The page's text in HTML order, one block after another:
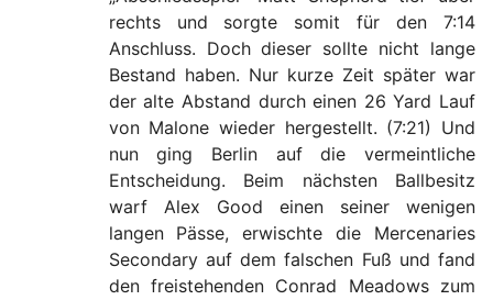
rechts und sorgte somit für den 7:14
Anschluss. Doch dieser sollte nicht lange
Bestand haben. Nur kurze Zeit später war
der alte Abstand durch einen 26 Yard Lauf
von Malone wieder hergestellt. (7:21) Und
nun ging Berlin auf die vermeintliche
Entscheidung. Beim nächsten Ballbesitz
warf Alex Good einen seiner wenigen
langen Pässe, erwischte die Mercenaries
Secondary auf dem falschen Fuß und fand
den freistehenden Conrad Meadows zum